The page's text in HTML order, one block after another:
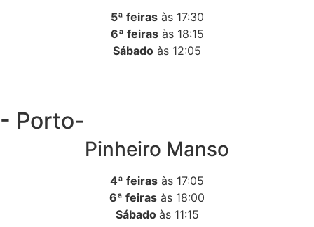
5ª feirasàs 17:30
6ª feirasàs 18:15
Sábado às 12:05
- Porto-
Pinheiro Manso
4ª feiras às 17:05
6ª feiras às 18:00
Sábado às 11:15